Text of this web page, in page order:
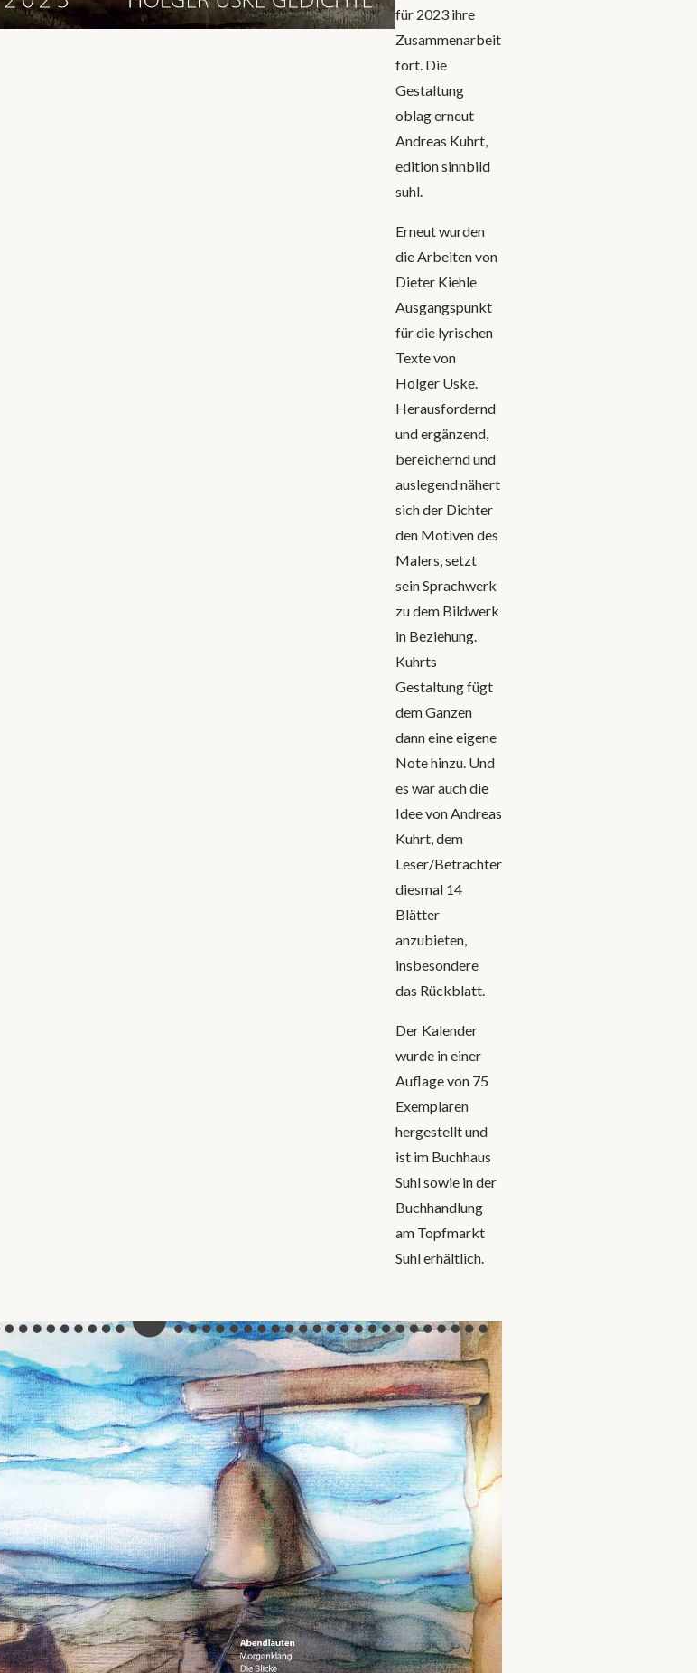
für 2023 ihre
Zusammenarbeit
fort. Die
Gestaltung
oblag erneut
Andreas Kuhrt,
edition sinnbild
suhl.
Erneut wurden
die Arbeiten von
Dieter Kiehle
Ausgangspunkt
für die lyrischen
Texte von
Holger Uske.
Herausfordernd
und ergänzend,
bereichernd und
auslegend nähert
sich der Dichter
den Motiven des
Malers, setzt
sein Sprachwerk
zu dem Bildwerk
in Beziehung.
Kuhrts
Gestaltung fügt
dem Ganzen
dann eine eigene
Note hinzu. Und
es war auch die
Idee von Andreas
Kuhrt, dem
Leser/Betrachter
diesmal 14
Blätter
anzubieten,
insbesondere
das Rückblatt.
Der Kalender
wurde in einer
Auflage von 75
Exemplaren
hergestellt und
ist im Buchhaus
Suhl sowie in der
Buchhandlung
am Topfmarkt
Suhl erhältlich.